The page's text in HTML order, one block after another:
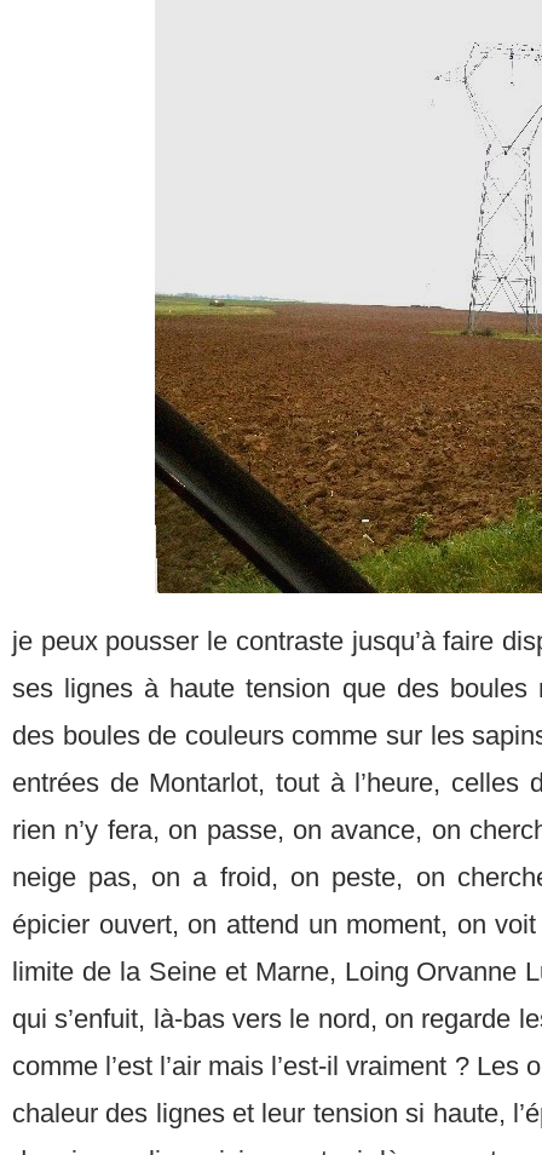
je peux pousser le contraste jusqu’à faire
ses lignes à haute tension que des boules
des boules de couleurs comme sur les
entrées de Montarlot, tout à l’heure, celles
rien n’y fera, on passe, on avance, on
neige pas, on a froid, on peste, on
épicier ouvert, on attend un moment, on
limite de la Seine et Marne, Loing Orvanne
qui s’enfuit, là-bas vers le nord, on regarde
comme l’est l’air mais l’est-il vraiment ? Les
chaleur des lignes et leur tension si haute,